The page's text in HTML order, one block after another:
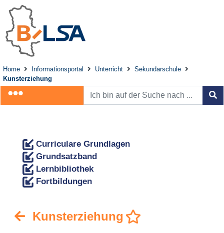
Home Informationsportal Unterricht
Sekundarschule
Kunsterziehung
Curriculare Grundlagen
Grundsatzband
Lernbibliothek
Fortbildungen
Kunsterziehung